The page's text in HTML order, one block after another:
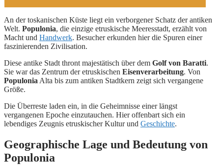
An der toskanischen Küste liegt ein verborgener Schatz der antiken
Welt. Populonia, die einzige etruskische Meeresstadt, erzählt von
Macht und Handwerk. Besucher erkunden hier die Spuren einer
faszinierenden Zivilisation.
Diese antike Stadt thront majestätisch über dem Golf von Baratti.
Sie war das Zentrum der etruskischen Eisenverarbeitung. Von
Populonia Alta bis zum antiken Stadtkern zeigt sich vergangene
Größe.
Die Überreste laden ein, in die Geheimnisse einer längst
vergangenen Epoche einzutauchen. Hier offenbart sich ein
lebendiges Zeugnis etruskischer Kultur und Geschichte.
Geographische Lage und Bedeutung von
Populonia